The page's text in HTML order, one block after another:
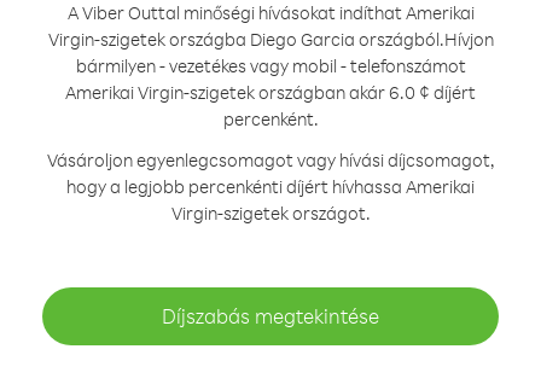
A Viber Outtal minőségi hívásokat indíthat Amerikai
Virgin-szigetek országba Diego Garcia országból.Hívjon
bármilyen - vezetékes vagy mobil - telefonszámot
Amerikai Virgin-szigetek országban akár 6.0 ¢ díjért
percenként.
Vásároljon egyenlegcsomagot vagy hívási díjcsomagot,
hogy a legjobb percenkénti díjért hívhassa Amerikai
Virgin-szigetek országot.
Díjszabás megtekintése